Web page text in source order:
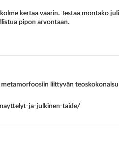
kertaa väärin. Testaa montako
pipon arvontaan.
liittyvän
ja-julkinen-taide/